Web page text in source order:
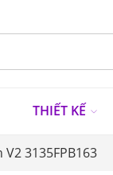
THIẾT KẾ
3135FPB163